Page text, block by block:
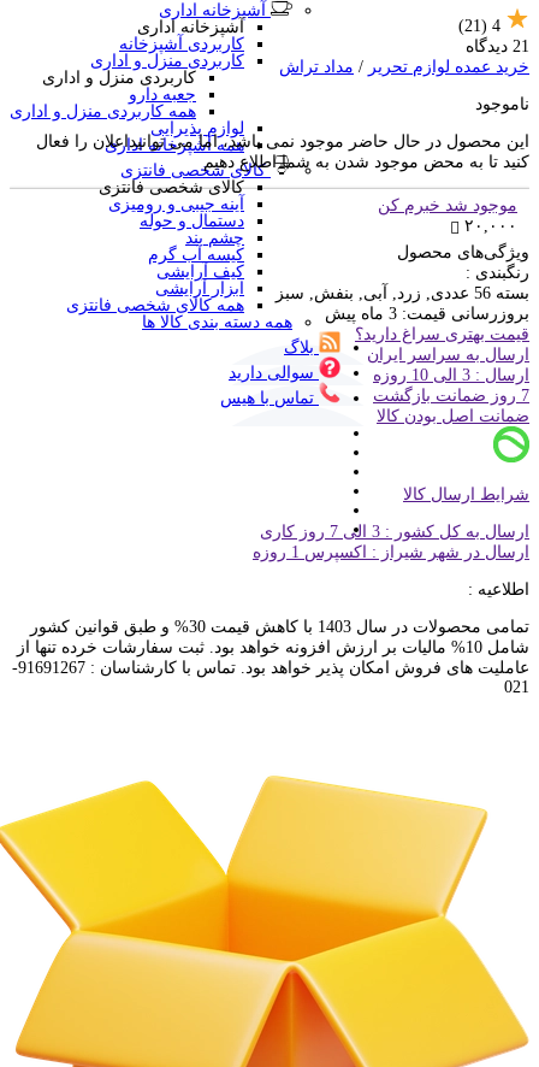
آشپزخانه اداری
آشپزخانه اداری
کاربردی آشپزخانه
کاربردی منزل و اداری
کاربردی منزل و اداری
جعبه دارو
همه کاربردی منزل و اداری
لوازم پذیرایی
همه آشپزخانه اداری
کالای شخصی فانتزی
کالای شخصی فانتزی
آینه جیبی و رومیزی
دستمال و حوله
چشم بند
کیسه آب گرم
کیف آرایشی
ابزار آرایشی
همه کالای شخصی فانتزی
همه دسته بندی کالا ها
بلاگ
سوالی دارید
تماس با هیس
4
(21)
21 دیدگاه
خرید عمده لوازم تحریر / مداد تراش
ناموجود
این محصول در حال حاضر موجود نمی باشد، اما می توانیداعلان را فعال
کنید تا به محض موجود شدن به شما اطلاع دهیم
موجود شد خبرم کن
۲۰,۰۰۰
ویژگی‌های محصول
رنگبندی :
بسته 56 عددی, زرد, آبی, بنفش, سبز
بروزرسانی قیمت: 3 ماه پیش
قیمت بهتری سراغ دارید؟
ارسال به سراسر ایران
ارسال : 3 الی 10 روزه
7 روز ضمانت بازگشت
ضمانت اصل بودن کالا
شرایط ارسال کالا
ارسال به کل کشور : 3 الی 7 روز کاری
ارسال در شهر شیراز : اکسپرس 1 روزه
اطلاعیه :
تمامی محصولات در سال 1403 با کاهش قیمت 30% و طبق قوانین کشور
شامل 10% مالیات بر ارزش افزونه خواهد بود. ثبت سفارشات خرده تنها از
عاملیت های فروش امکان پذیر خواهد بود. تماس با کارشناسان : 91691267-
021